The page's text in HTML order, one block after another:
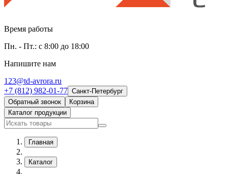
Время работы
Пн. - Пт.: с 8:00 до 18:00
Напишите нам
123@td-avrora.ru
+7 (812) 982-01-77 Санкт-Петербург
Обратный звонок
Корзина
Каталог продукции
Главная
Каталог